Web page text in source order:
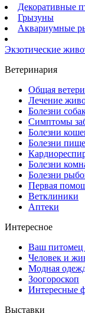
Декоративные
Грызуны
Аквариумные
Экзотические
Ветеринария
Общая
Лечение
Болезни
Симптомы
Болезни
Болезни
Болезни
Болезни
Первая
Ветклиники
Аптеки
Интересное
Ваш питомец
Человек и
Модная
Зоогороскоп
Интересные
Выставки